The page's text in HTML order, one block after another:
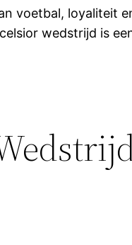
voetbal, loyaliteit
wedstrijd is